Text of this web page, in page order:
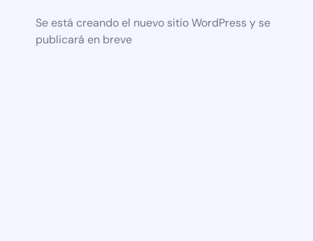
Se está creando el nuevo sitio WordPress y se
publicará en breve